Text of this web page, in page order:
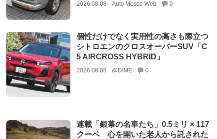
2026.08.08 Auto Messe Web 0
個性だけでなく実用性の高さも際立つ
シトロエンのクロスオーバーSUV「C
5 AIRCROSS HYBRID」
2026.08.08 @DIME 0
連載「銀幕の名車たち」0.5ミリ × 117
クーペ 心を開いた老人から託された